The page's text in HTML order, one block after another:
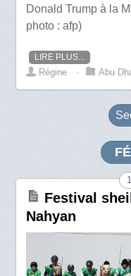
Donald Trump à la
photo : afp)
LIRE PLUS...
Régine ⋅ Abu
Festival
Nahyan